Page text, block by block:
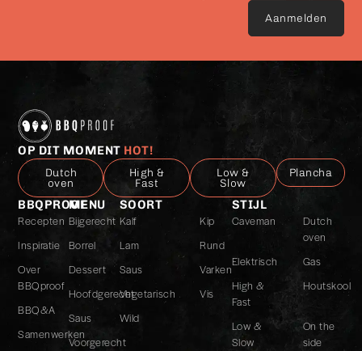
*
OP DIT MOMENT HOT!
Dutch
oven
High &
Fast
Low &
Slow
Plancha
BBQPROOF
Recepten
Inspiratie
Over
BBQproof
BBQ&A
Samenwerken
MENU
Bijgerecht
Borrel
Dessert
Hoofdgerecht
Saus
Voorgerecht
SOORT
Kalf
Kip
Lam
Rund
Saus
Varken
Vegetarisch
Vis
Wild
STIJL
Caveman
Dutch
oven
Elektrisch
Gas
High &
Fast
Houtskool
Low &
Slow
On the
side